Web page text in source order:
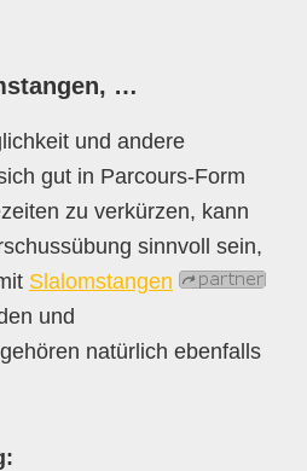
…
und andere
gut in Parcours-Form
zu verkürzen, kann
sinnvoll sein,
Slalomstangen
und
natürlich ebenfalls